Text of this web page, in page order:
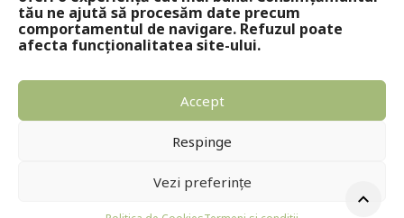
tău ne ajută să procesăm date precum
comportamentul de navigare. Refuzul poate
afecta funcționalitatea site-ului.
Accept
Respinge
Vezi preferințe